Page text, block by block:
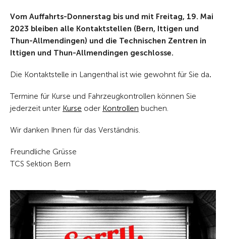
Vom Auffahrts-Donnerstag bis und mit Freitag, 19. Mai
2023 bleiben alle Kontaktstellen (Bern, Ittigen und
Thun-Allmendingen) und die Technischen Zentren in
Ittigen und Thun-Allmendingen geschlosse.
Die Kontaktstelle in Langenthal ist wie gewohnt für Sie da.
Termine für Kurse und Fahrzeugkontrollen können Sie
jederzeit unter Kurse oder Kontrollen buchen.
Wir danken Ihnen für das Verständnis.
Freundliche Grüsse
TCS Sektion Bern